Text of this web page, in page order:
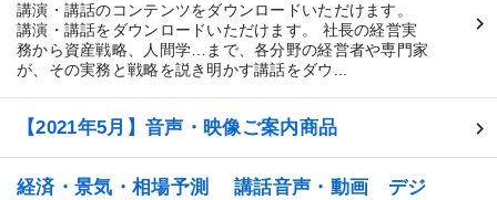
講演・講話のコンテンツをダウンロードいただけます。
講演・講話をダウンロードいただけます。 社長の経営実
務から資産戦略、人間学…まで、各分野の経営者や専門家
が、その実務と戦略を説き明かす講話をダウ...
【2021年5月】音声・映像ご案内商品
経済・景気・相場予測 講話音声・動画 デジ